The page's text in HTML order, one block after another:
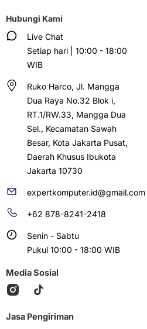
Hubungi Kami
Live Chat
Setiap hari | 10:00 - 18:00
WIB
Ruko Harco, Jl. Mangga
Dua Raya No.32 Blok i,
RT.1/RW.33, Mangga Dua
Sel., Kecamatan Sawah
Besar, Kota Jakarta Pusat,
Daerah Khusus Ibukota
Jakarta 10730
expertkomputer.id@gmail.com
+62 878-8241-2418
Senin - Sabtu
Pukul 10:00 - 18:00 WIB
Media Sosial
Jasa Pengiriman